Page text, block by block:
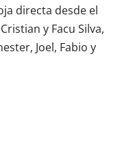
directa desde el
y Facu Silva,
Joel, Fabio y